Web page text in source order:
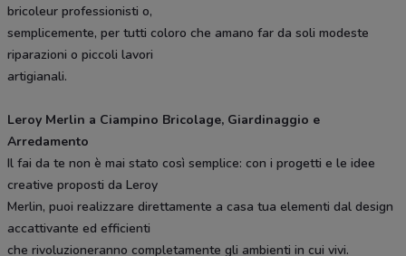
bricoleur professionisti o,
semplicemente, per tutti coloro che amano far da soli modeste
riparazioni o piccoli lavori
artigianali.
Leroy Merlin a Ciampino Bricolage, Giardinaggio e
Arredamento
Il fai da te non è mai stato così semplice: con i progetti e le idee
creative proposti da Leroy
Merlin, puoi realizzare direttamente a casa tua elementi dal design
accattivante ed efficienti
che rivoluzioneranno completamente gli ambienti in cui vivi.